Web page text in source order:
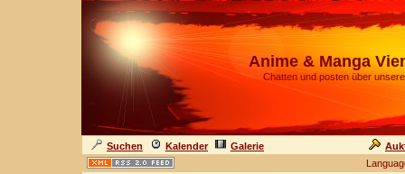
Anime & Manga
Chatten und posten über
Suchen Kalender Galerie